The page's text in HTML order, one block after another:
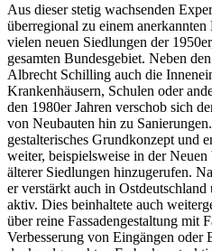
Aus dieser stetig wachsenden
überregional zu einem anerkannten
vielen neuen Siedlungen der
gesamten Bundesgebiet. Neben
Albrecht Schilling auch die
Krankenhäusern, Schulen oder
den 1980er Jahren verschob sich
von Neubauten hin zu
gestalterisches Grundkonzept und
weiter, beispielsweise in der
älterer Siedlungen hinzugerufen.
er verstärkt auch in
aktiv. Dies beinhaltete auch
über reine Fassadengestaltung mit
Verbesserung von Eingängen oder